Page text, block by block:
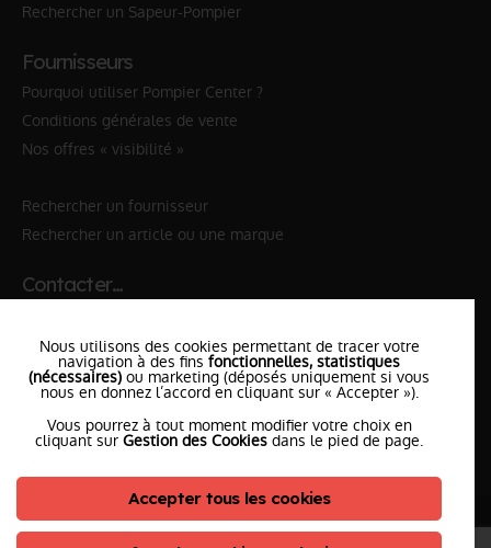
Rechercher un Sapeur-Pompier
Fournisseurs
Pourquoi utiliser Pompier Center ?
Conditions générales de vente
Nos offres « visibilité »
Rechercher un fournisseur
Rechercher un article ou une marque
Contacter…
✆ 18№National Sapeurs-Pompiers
le SDISle plus proche
l'équipePompierCenter
©2026 Pompier Center • Mentions Légales •
Nous utilisons des cookies permettant de tracer votre
navigation à des fins fonctionnelles, statistiques
(nécessaires) ou marketing (déposés uniquement si vous
nous en donnez l’accord en cliquant sur « Accepter »).
Vous pourrez à tout moment modifier votre choix en
cliquant sur Gestion des Cookies dans le pied de page.
Accepter tous les cookies